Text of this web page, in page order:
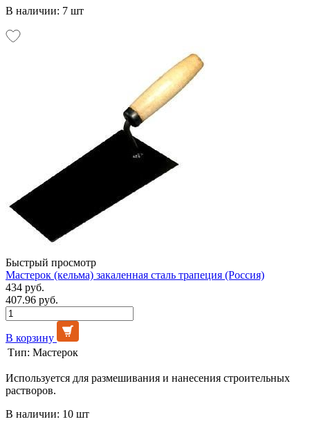
В наличии: 7 шт
Быстрый просмотр
Мастерок (кельма) закаленная сталь трапеция (Россия)
434 руб.
407.96 руб.
В корзину
Тип: Мастерок
Используется для размешивания и нанесения строительных
растворов.
В наличии: 10 шт